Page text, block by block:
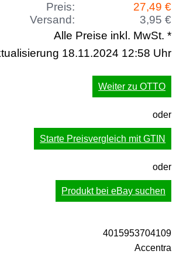
Preis:
27,49 €
Versand:
3,95 €
Alle Preise inkl. MwSt. *
18.11.2024 12:58 Uhr
Weiter zu OTTO
oder
Starte Preisvergleich mit GTIN
oder
Produkt bei eBay suchen
4015953704109
Accentra